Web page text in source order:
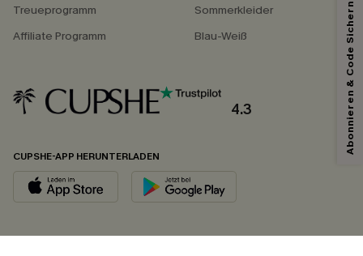
Treueprogramm
Affiliate Programm
Sommerkleider
Blau-Weiß
4.3
CUPSHE-APP HERUNTERLADEN
Abonnieren & Code Sichern